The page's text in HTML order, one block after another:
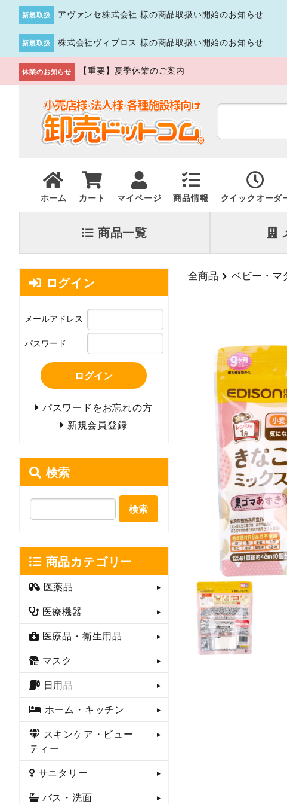
新規取扱 アヴァンセ株式会社 様の商品取扱い開始のお知らせ
新規取扱 株式会社ヴィプロス 様の商品取扱い開始のお知らせ
休業のお知らせ 【重要】夏季休業のご案内
ホーム カート マイページ 商品情報 クイックオーダ
商品一覧
全商品 ベビー・マ
ログイン
メールアドレス
パスワード
ログイン
パスワードをお忘れの方
新規会員登録
検索
検索
商品カテゴリー
医薬品
医療機器
医療品・衛生用品
マスク
日用品
ホーム・キッチン
スキンケア・ビュー
ティー
サニタリー
バス・洗面